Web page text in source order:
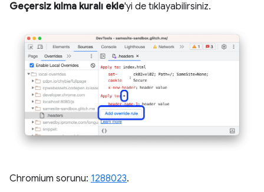
Geçersiz kılma kuralı ekle'yi de tıklayabilirsiniz.
Chromium sorunu: 1288023.